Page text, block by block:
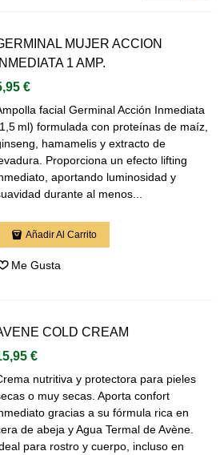
MUJER ACCION
INMEDIATA 1 AMP.
€
facial Germinal Acción Inmediata
ml) formulada con proteínas de maíz,
hamamelis y extracto de
Proporciona un efecto lifting
aportando luminosidad y
durante al menos...
Añadir Al Carrito
Me Gusta
COLD CREAM
€
nutritiva y protectora para pieles
o muy secas. Aporta confort
gracias a su fórmula rica en
de abeja y Agua Termal de Avène.
para rostro y cuerpo, incluso en